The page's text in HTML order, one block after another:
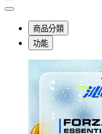
商品分類
功能